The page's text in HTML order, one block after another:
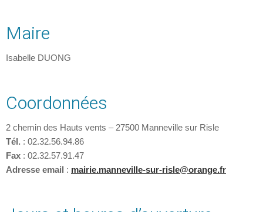
Maire
Isabelle DUONG
Coordonnées
2 chemin des Hauts vents – 27500 Manneville sur Risle
Tél. : 02.32.56.94.86
Fax : 02.32.57.91.47
Adresse email : mairie.manneville-sur-risle@orange.fr